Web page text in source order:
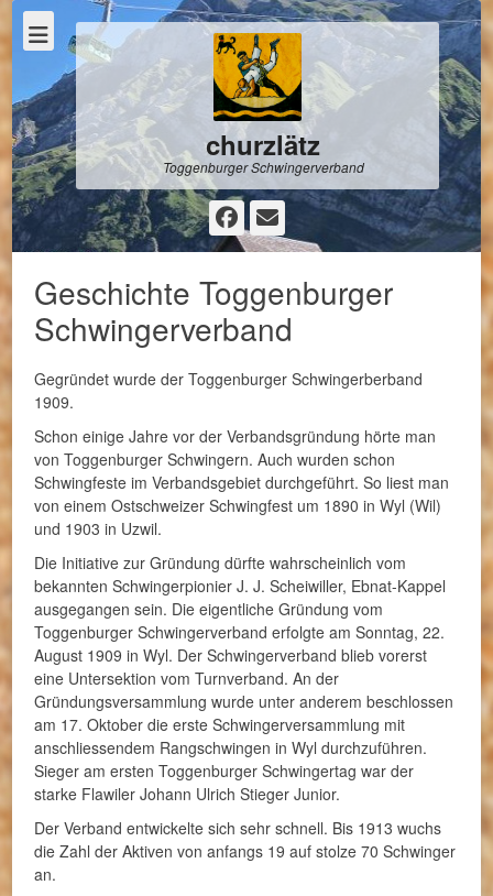
churzlätz
Toggenburger Schwingerverband
Facebook
E-
Mail
Geschichte Toggenburger
Schwingerverband
Gegründet wurde der Toggenburger Schwingerberband
1909.
Schon einige Jahre vor der Verbandsgründung hörte man
von Toggenburger Schwingern. Auch wurden schon
Schwingfeste im Verbandsgebiet durchgeführt. So liest man
von einem Ostschweizer Schwingfest um 1890 in Wyl (Wil)
und 1903 in Uzwil.
Die Initiative zur Gründung dürfte wahrscheinlich vom
bekannten Schwingerpionier J. J. Scheiwiller, Ebnat-Kappel
ausgegangen sein. Die eigentliche Gründung vom
Toggenburger Schwingerverband erfolgte am Sonntag, 22.
August 1909 in Wyl. Der Schwingerverband blieb vorerst
eine Untersektion vom Turnverband. An der
Gründungsversammlung wurde unter anderem beschlossen
am 17. Oktober die erste Schwingerversammlung mit
anschliessendem Rangschwingen in Wyl durchzuführen.
Sieger am ersten Toggenburger Schwingertag war der
starke Flawiler Johann Ulrich Stieger Junior.
Der Verband entwickelte sich sehr schnell. Bis 1913 wuchs
die Zahl der Aktiven von anfangs 19 auf stolze 70 Schwinger
an.